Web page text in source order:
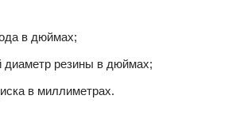
в дюймах;
резины в дюймах;
в миллиметрах.